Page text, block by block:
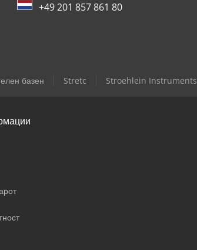
+49 201 857 861 80
базен Stretc Stroehlein Instruments